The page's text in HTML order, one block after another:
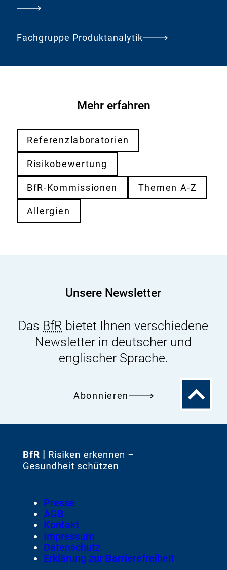
Fachgruppe Produktanalytik
Mehr erfahren
Referenzlaboratorien
Risikobewertung
BfR-Kommissionen Themen A-Z
Allergien
Unsere Newsletter
Das BfR bietet Ihnen verschiedene
Newsletter in deutscher und
englischer Sprache.
Abonnieren
Zum
Zur
Footer
Meta-
Navigation
Presse
AGB
Kontakt
Impressum
Datenschutz
Erklärung zur Barrierefreiheit